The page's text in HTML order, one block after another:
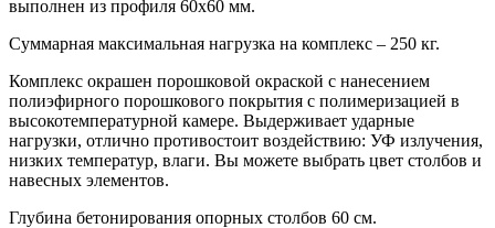
выполнен из профиля 60х60 мм.
Суммарная максимальная нагрузка на комплекс – 250 кг.
Комплекс окрашен порошковой окраской с нанесением
полиэфирного порошкового покрытия с полимеризацией в
высокотемпературной камере. Выдерживает ударные
нагрузки, отлично противостоит воздействию: УФ излучения,
низких температур, влаги. Вы можете выбрать цвет столбов и
навесных элементов.
Глубина бетонирования опорных столбов 60 см.